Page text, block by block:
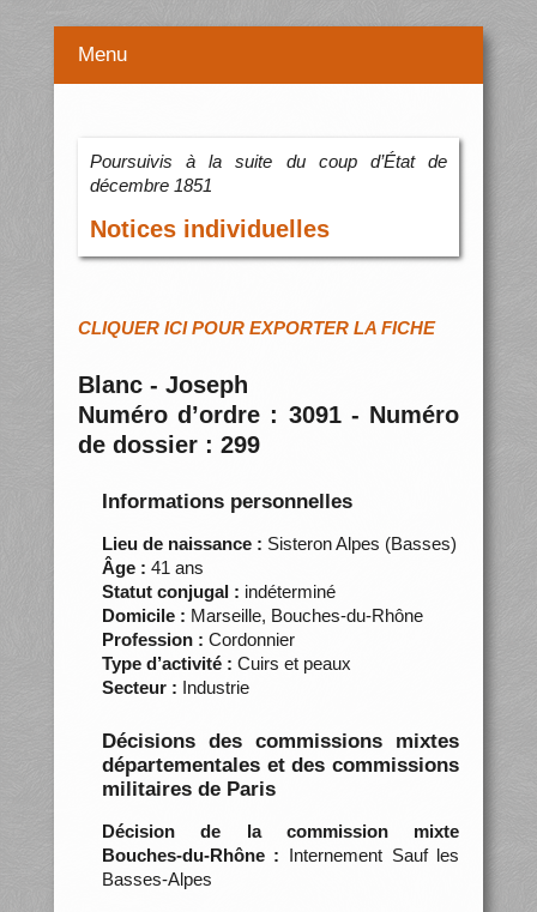
Menu
Poursuivis à la suite du coup d’État de
décembre 1851
Notices individuelles
CLIQUER ICI POUR EXPORTER LA FICHE
Blanc - Joseph
Numéro d’ordre : 3091 - Numéro
de dossier : 299
Informations personnelles
Lieu de naissance : Sisteron Alpes (Basses)
Âge : 41 ans
Statut conjugal : indéterminé
Domicile : Marseille, Bouches-du-Rhône
Profession : Cordonnier
Type d’activité : Cuirs et peaux
Secteur : Industrie
Décisions des commissions mixtes
départementales et des commissions
militaires de Paris
Décision de la commission mixte
Bouches-du-Rhône : Internement Sauf les
Basses-Alpes